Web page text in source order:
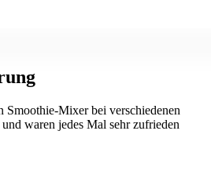
Smoothie-Mixer bei verschiedenen
waren jedes Mal sehr zufrieden